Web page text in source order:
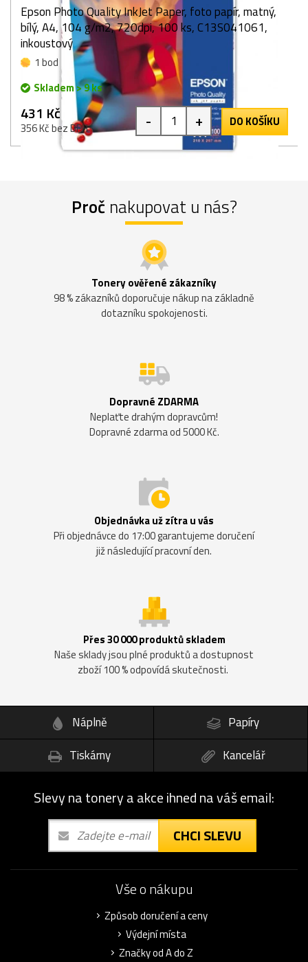
Epson Photo Quality InkJet Paper, foto papír, matný,
bílý, A4, 104 g/m2, 720dpi, 100 ks, C13S041061,
inkoustový
1 bod
Skladem > 9 ks
431 Kč
356 Kč bez DPH - + DO KOŠÍKU
Proč nakupovat u nás?
Tonery ověřené zákazníky
98 % zákazníků doporučuje nákup na základně
dotazníku spokojenosti.
Dopravné ZDARMA
Neplaťte drahým dopravcům!
Dopravné zdarma od 5000 Kč.
Objednávka už zítra u vás
Při objednávce do 17:00 garantujeme doručení
již následující pracovní den.
Přes 30 000 produktů skladem
Naše sklady jsou plné produktů a dostupnost
zboží 100 % odpovídá skutečnosti.
Náplně
Papíry
Tiskárny
Kancelář
Slevy na tonery a akce ihned na váš email:
CHCI SLEVU
Vše o nákupu
Způsob doručení a ceny
Výdejní místa
Značky od A do Z